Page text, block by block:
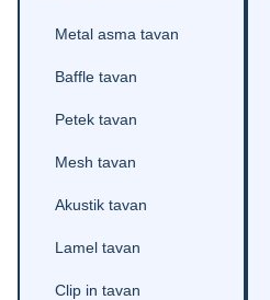
Metal asma tavan
Baffle tavan
Petek tavan
Mesh tavan
Akustik tavan
Lamel tavan
Clip in tavan